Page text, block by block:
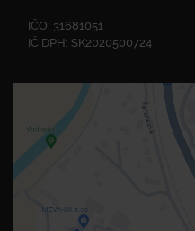
IČO: 31681051
IČ DPH: SK2020500724